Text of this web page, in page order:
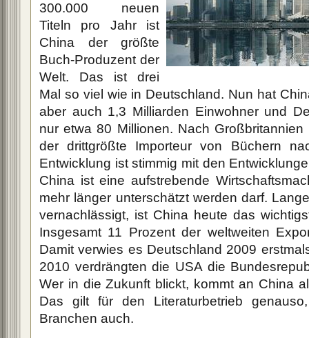
300.000 neuen
Titeln pro Jahr ist
China der größte
Buch-Produzent der
Welt. Das ist drei
Mal so viel wie in Deutschland. Nun hat
aber auch 1,3 Milliarden Einwohner und
nur etwa 80 Millionen. Nach
der drittgrößte Importeur von Büchern
Entwicklung ist stimmig mit den
China ist eine aufstrebende
mehr länger unterschätzt werden darf.
vernachlässigt, ist China heute das
Insgesamt 11 Prozent der weltweiten
Damit verwies es Deutschland 2009
2010 verdrängten die USA die
Wer in die Zukunft blickt, kommt an China
Das gilt für den Literaturbetrieb
Branchen auch.